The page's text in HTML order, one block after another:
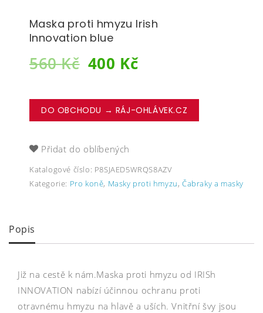
Maska proti hmyzu Irish
Innovation blue
560Kč 400 Kč
DO OBCHODU → RÁJ-OHLÁVEK.CZ
Přidat do oblíbených
Katalogové číslo: P8SJAED5WRQS8AZV
Kategorie: Pro koně, Masky proti hmyzu,Čabraky a masky
Popis
Již na cestě k nám.Maska proti hmyzu ​​od IRISh
INNOVATION nabízí účinnou ochranu proti
otravnému hmyzu na hlavě a uších. Vnitřní švy jsou